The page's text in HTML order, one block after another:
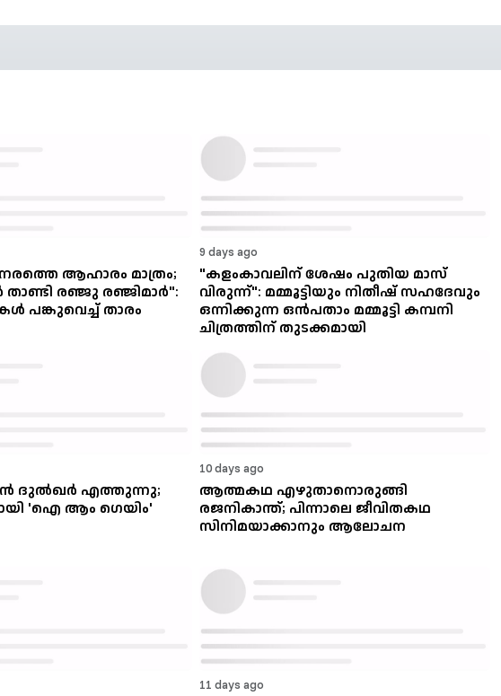
ആഹാരം മാത്രം;
രഞ്ജു രഞ്ജിമാർ":
പങ്കുവെച്ച് താരം
9 days ago
"കളംകാവലിന് ശേഷം പുതിയ മാസ്
വിരുന്ന്": മമ്മൂട്ടിയും നിതീഷ് സഹദേവും
ഒന്നിക്കുന്ന ഒൻപതാം മമ്മൂട്ടി കമ്പനി
ചിത്രത്തിന് തുടക്കമായി
ദുൽഖർ എത്തുന്നു;
'ഐ ആം ഗെയിം'
10 days ago
ആത്മകഥ എഴുതാനൊരുങ്ങി
രജനികാന്ത്; പിന്നാലെ ജീവിതകഥ
സിനിമയാക്കാനും ആലോചന
11 days ago